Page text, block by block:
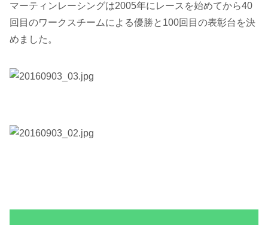
マーティンレーシングは2005年にレースを始めてから40
回目のワークスチームによる優勝と100回目の表彰台を決
めました。